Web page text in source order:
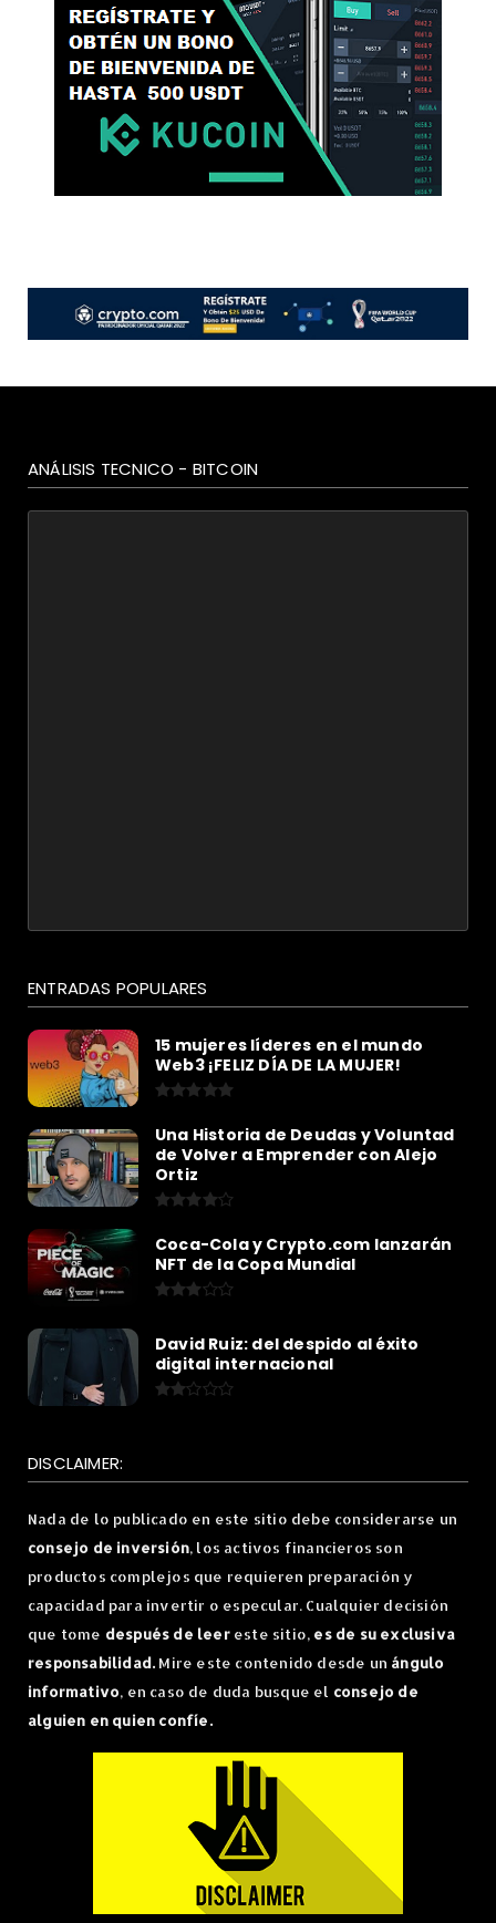
ANÁLISIS TECNICO - BITCOIN
ENTRADAS POPULARES
15 mujeres líderes en el mundo
Web3 ¡FELIZ DÍA DE LA MUJER!
Una Historia de Deudas y Voluntad
de Volver a Emprender con Alejo
Ortiz
Coca-Cola y Crypto.com lanzarán
NFT de la Copa Mundial
David Ruiz: del despido al éxito
digital internacional
DISCLAIMER:
Nada de lo publicado en este sitio debe considerarse un
consejo de inversión, los activos financieros son
productos complejos que requieren preparación y
capacidad para invertir o especular. Cualquier decisión
que tome después de leereste sitio, es de su exclusiva
responsabilidad. Mire este contenido desde un ángulo
informativo, en caso de duda busque el consejo de
alguien en quien confíe.